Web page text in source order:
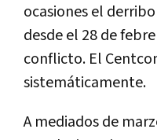
ocasiones el
desde el 28 de
conflicto. El
sistemáticamente.
A mediados de